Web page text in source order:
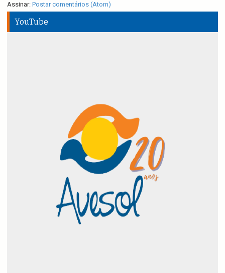
Assinar: Postar comentários (Atom)
YouTube